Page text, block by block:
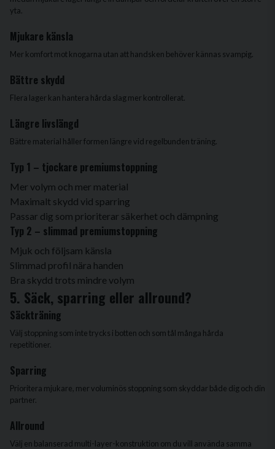
yta.
Mjukare känsla
Mer komfort mot knogarna utan att handsken behöver kännas svampig.
Bättre skydd
Flera lager kan hantera hårda slag mer kontrollerat.
Längre livslängd
Bättre material håller formen längre vid regelbunden träning.
Typ 1 – tjockare premiumstoppning
Mer volym och mer material
Maximalt skydd vid sparring
Passar dig som prioriterar säkerhet och dämpning
Typ 2 – slimmad premiumstoppning
Mjuk och följsam känsla
Slimmad profil nära handen
Bra skydd trots mindre volym
5. Säck, sparring eller allround?
Säckträning
Välj stoppning som inte trycks i botten och som tål många hårda
repetitioner.
Sparring
Prioritera mjukare, mer voluminös stoppning som skyddar både dig och din
partner.
Allround
Välj en balanserad multi-layer-konstruktion om du vill använda samma